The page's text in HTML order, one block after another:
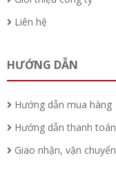
Liên hệ
HƯỚNG DẪN
Hướng dẫn mua hàng
Hướng dẫn thanh toán
Giao nhận, vận chuyển